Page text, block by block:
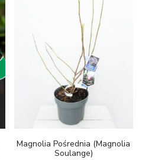
Magnolia Pośrednia (Magnolia
Soulange)